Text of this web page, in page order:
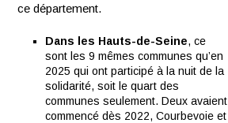
ce département.
Dans les Hauts-de-Seine, ce
sont les 9 mêmes communes qu’en
2025 qui ont participé à la nuit de la
solidarité, soit le quart des
communes seulement. Deux avaient
commencé dès 2022, Courbevoie et